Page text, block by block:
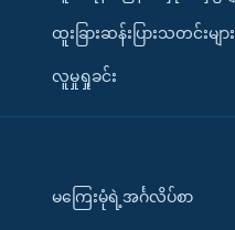
ထူးခြားဆန်းပြားသတင်းများ
လူမှုရှုခင်း
မကြေးမုံရဲ့အင်္ဂလိပ်စာ